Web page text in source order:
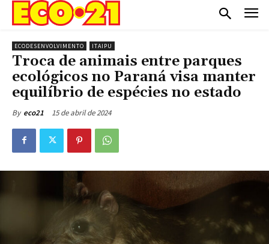
ECODESENVOLVIMENTO ITAIPU
Troca de animais entre parques
ecológicos no Paraná visa manter
equilíbrio de espécies no estado
By eco21 15 de abril de 2024